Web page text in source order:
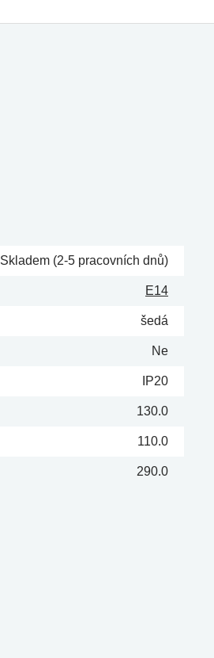
Skladem (2-5 pracovních dnů)
E14
šedá
Ne
IP20
130.0
110.0
290.0